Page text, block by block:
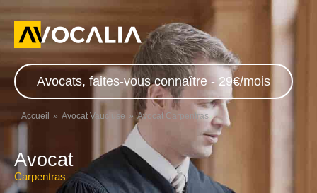
Avocats, faites-vous connaître - 29€/mois
Accueil Avocat Vaucluse Avocat Carpentras
Avocat
Carpentras